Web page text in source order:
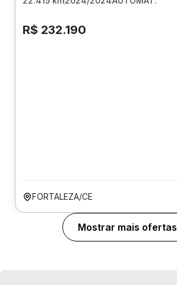
R$ 232.190
FORTALEZA/CE
Mostrar mais ofertas